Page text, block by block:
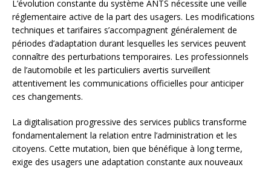
L’évolution constante du système ANTS nécessite une veille
réglementaire active de la part des usagers. Les modifications
techniques et tarifaires s’accompagnent généralement de
périodes d’adaptation durant lesquelles les services peuvent
connaître des perturbations temporaires. Les professionnels
de l’automobile et les particuliers avertis surveillent
attentivement les communications officielles pour anticiper
ces changements.
La digitalisation progressive des services publics transforme
fondamentalement la relation entre l’administration et les
citoyens. Cette mutation, bien que bénéfique à long terme,
exige des usagers une adaptation constante aux nouveaux